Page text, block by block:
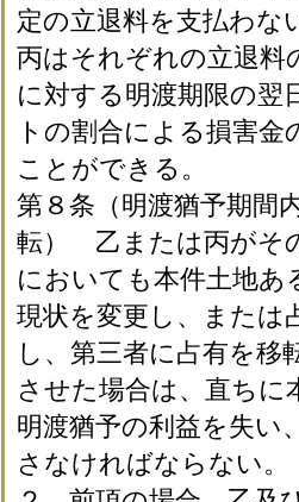
定の立退料を支払わな
丙はそれぞれの立退料
に対する明渡期限の翌
トの割合による損害金
ことができる。
第８条（明渡猶予期間
転） 乙または丙がそ
においても本件土地あ
現状を変更し、または
し、第三者に占有を移
させた場合は、直ちに
明渡猶予の利益を失い
さなければならない。